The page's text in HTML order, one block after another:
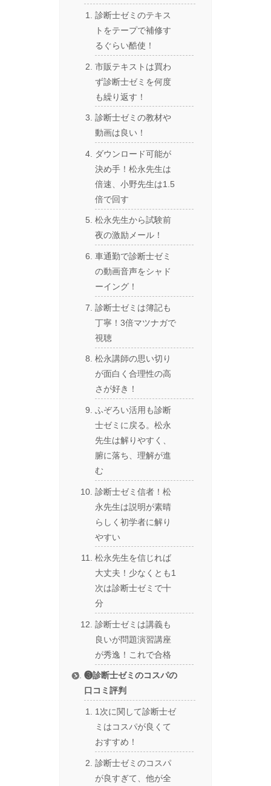
診断士ゼミのテキス
トをテープで補修す
るぐらい酷使！
市販テキストは買わ
ず診断士ゼミを何度
も繰り返す！
診断士ゼミの教材や
動画は良い！
ダウンロード可能が
決め手！松永先生は
倍速、小野先生は1.5
倍で回す
松永先生から試験前
夜の激励メール！
車通勤で診断士ゼミ
の動画音声をシャド
ーイング！
診断士ゼミは簿記も
丁寧！3倍マツナガで
視聴
松永講師の思い切り
が面白く合理性の高
さが好き！
ふぞろい活用も診断
士ゼミに戻る。松永
先生は解りやすく、
腑に落ち、理解が進
む
診断士ゼミ信者！松
永先生は説明が素晴
らしく初学者に解り
やすい
松永先生を信じれば
大丈夫！少なくとも1
次は診断士ゼミで十
分
診断士ゼミは講義も
良いが問題演習講座
が秀逸！これで合格
❸診断士ゼミのコスパの
口コミ評判
1次に関して診断士ゼ
ミはコスパが良くて
おすすめ！
診断士ゼミのコスパ
が良すぎて、他が全